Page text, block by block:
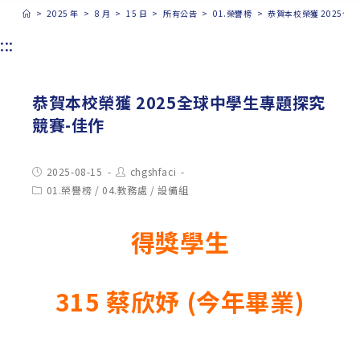
> 2025 年 > 8 月 > 15 日 > 所有公告 > 01.榮譽榜 > 恭賀本校榮獲 2025全
:::
恭賀本校榮獲 2025全球中學生專題探究
競賽-佳作
Post2025-08-15
Post
author:
chgshfaci
Post01.榮譽榜 / 04.教務處 / 設備組
得獎學生
315 蔡欣妤 (今年畢業)